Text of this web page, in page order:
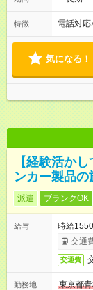
特徴 電話対応
気になる！
【経験活か
ンカー製品
派遣 ブランクOK
給与
時給
交通
交通費
勤務地
東京都